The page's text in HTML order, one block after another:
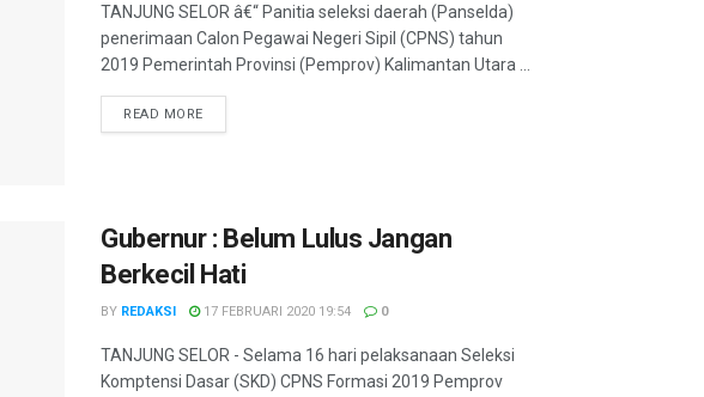
TANJUNG SELOR â€“ Panitia seleksi daerah (Panselda)
penerimaan Calon Pegawai Negeri Sipil (CPNS) tahun
2019 Pemerintah Provinsi (Pemprov) Kalimantan Utara ...
READ MOREDETAILS
Gubernur : Belum Lulus Jangan
Berkecil Hati
BY REDAKSI 17 FEBRUARI 2020 19:54 0
TANJUNG SELOR - Selama 16 hari pelaksanaan Seleksi
Komptensi Dasar (SKD) CPNS Formasi 2019 Pemprov